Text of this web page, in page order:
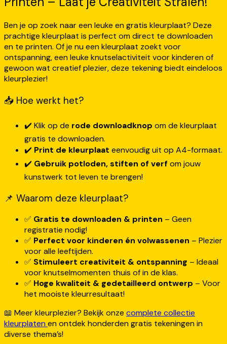
Ben je op zoek naar een leuke en gratis kleurplaat? Deze
prachtige kleurplaat is perfect om direct te downloaden
en te printen. Of je nu een kleurplaat zoekt voor
ontspanning, een leuke knutselactiviteit voor kinderen of
gewoon wat creatief plezier, deze tekening biedt eindeloos
kleurplezier!
📥 Hoe werkt het?
✔️ Klik op de rode downloadknop om de kleurplaat
gratis te downloaden.
✔️ Print de kleurplaat eenvoudig uit op A4-formaat.
✔️ Gebruik potloden, stiften of verf om jouw
kunstwerk tot leven te brengen!
📌 Waarom deze kleurplaat?
✅ Gratis te downloaden & printen – Geen
registratie nodig!
✅ Perfect voor kinderen én volwassenen – Plezier
voor alle leeftijden.
✅ Stimuleert creativiteit & ontspanning – Ideaal
voor knutselmomenten thuis of in de klas.
✅ Hoge kwaliteit & gedetailleerd ontwerp – Voor
het mooiste kleurresultaat!
📖 Meer kleurplezier? Bekijk onze complete collectie
kleurplatenen ontdek honderden gratis tekeningen in
diverse thema’s!